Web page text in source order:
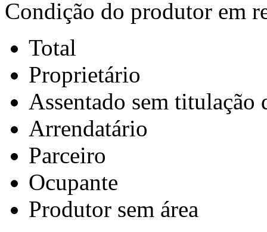
Condição do produtor em
Total
Proprietário
Assentado sem
Arrendatário
Parceiro
Ocupante
Produtor sem área